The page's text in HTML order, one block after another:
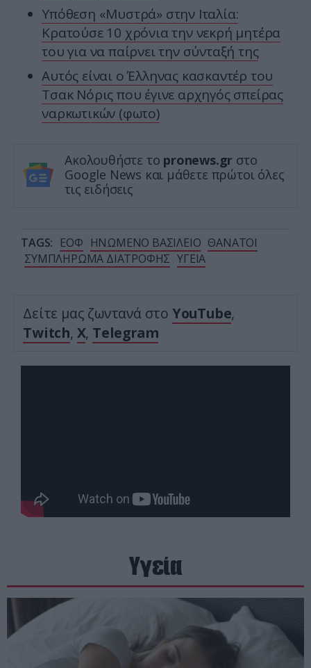
Υπόθεση «Μυστρά» στην Ιταλία:
Κρατούσε 10 χρόνια την νεκρή μητέρα
του για να παίρνει την σύνταξή της
Αυτός είναι ο Έλληνας κασκαντέρ του
Τσακ Νόρις που έγινε αρχηγός σπείρας
ναρκωτικών (φωτο)
Ακολουθήστε το pronews.gr στο
Google News και μάθετε πρώτοι όλες
τις ειδήσεις
TAGS: ΕΟΦ ΗΝΩΜΕΝΟ ΒΑΣΙΛΕΙΟ ΘΑΝΑΤΟΙ
ΣΥΜΠΛΗΡΩΜΑ ΔΙΑΤΡΟΦΗΣ ΥΓΕΙΑ
Δείτε μας ζωντανά στο YouTube,
Twitch, X, Telegram
Υγεία